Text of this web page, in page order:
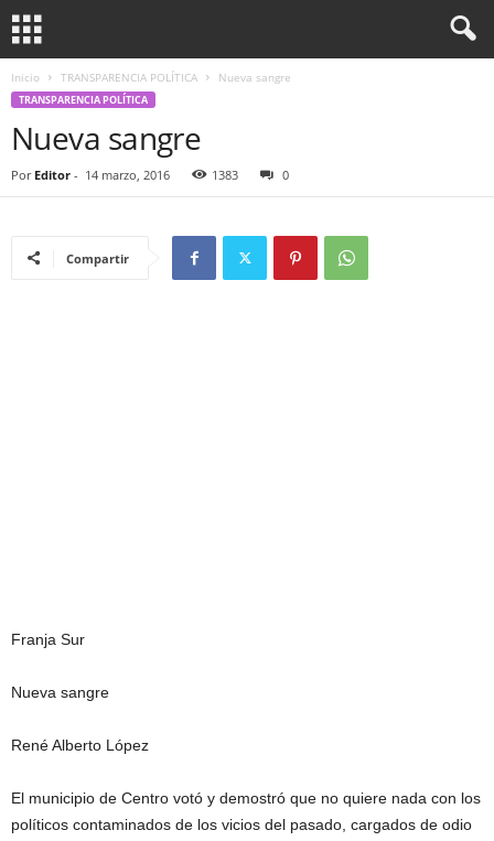
Inicio TRANSPARENCIA POLÍTICA Nueva sangre
TRANSPARENCIA POLÍTICA
Nueva sangre
Por Editor - 14 marzo, 2016 1383 0
Compartir
Franja Sur
Nueva sangre
René Alberto López
El municipio de Centro votó y demostró que no quiere nada con los
políticos contaminados de los vicios del pasado, cargados de odio